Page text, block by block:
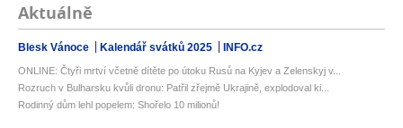
Aktuálně
Blesk Vánoce Kalendář svátků 2025 INFO.cz
ONLINE: Čtyři mrtví včetně dítěte po útoku Rusů na Kyjev a Zelenskyj v...
Rozruch v Bulharsku kvůli dronu: Patřil zřejmě Ukrajině, explodoval ki...
Rodinný dům lehl popelem: Shořelo 10 milionů!